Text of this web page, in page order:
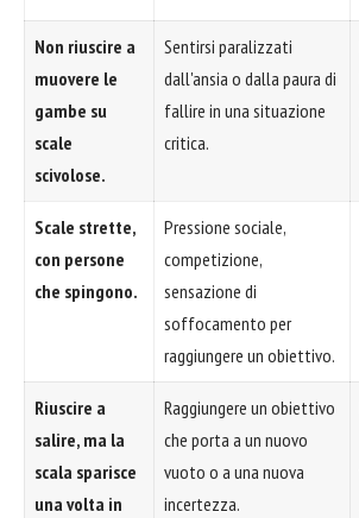
Non riuscire a
muovere le
gambe su
scale
scivolose.
Sentirsi paralizzati
dall'ansia o dalla paura di
fallire in una situazione
critica.
Scale strette,
con persone
che spingono.
Pressione sociale,
competizione,
sensazione di
soffocamento per
raggiungere un obiettivo.
Riuscire a
salire, ma la
scala sparisce
una volta in
Raggiungere un obiettivo
che porta a un nuovo
vuoto o a una nuova
incertezza.